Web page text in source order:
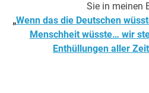
Sie in meinen
„Wenn das die Deutschen
Menschheit wüsste… wir
Enthüllungen aller